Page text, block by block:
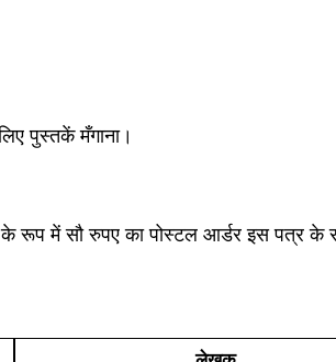
पुस्तकें मँगाना।
रूप में सौ रुपए का पोस्टल आर्डर इस पत्र के